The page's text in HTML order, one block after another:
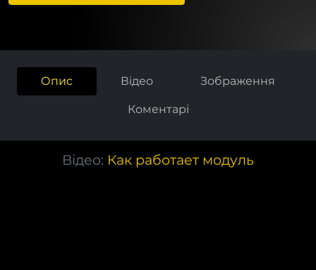
Опис Відео Зображення
Коментарі
Відео: Как работает модуль